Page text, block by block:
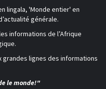
lingala, 'Monde entier' en
générale.
informations de l’Afrique
grandes lignes des informations
le monde!"